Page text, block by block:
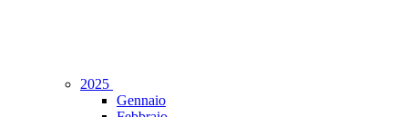
2025
Gennaio